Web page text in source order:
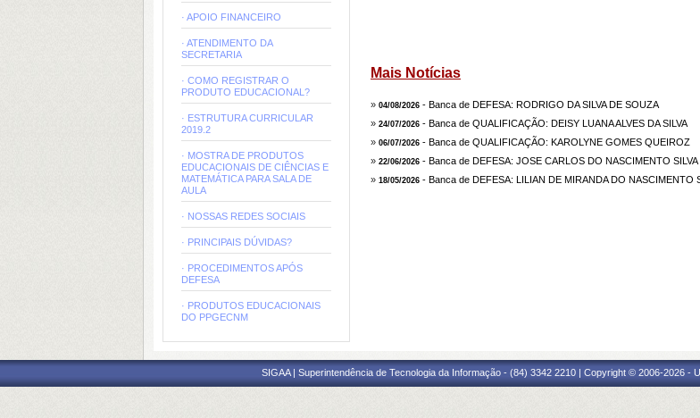
· APOIO FINANCEIRO
· ATENDIMENTO DA
SECRETARIA
· COMO REGISTRAR O
PRODUTO EDUCACIONAL?
· ESTRUTURA CURRICULAR
2019.2
· MOSTRA DE PRODUTOS
EDUCACIONAIS DE CIÊNCIAS E
MATEMÁTICA PARA SALA DE
AULA
· NOSSAS REDES SOCIAIS
· PRINCIPAIS DÚVIDAS?
· PROCEDIMENTOS APÓS
DEFESA
· PRODUTOS EDUCACIONAIS
DO PPGECNM
Mais Notícias
» 04/08/2026 - Banca de DEFESA: RODRIGO DA SILVA DE SOUZA
» 24/07/2026 - Banca de QUALIFICAÇÃO: DEISY LUANA ALVES DA SILVA
» 06/07/2026 - Banca de QUALIFICAÇÃO: KAROLYNE GOMES QUEIROZ
» 22/06/2026 - Banca de DEFESA: JOSE CARLOS DO NASCIMENTO SILVA
» 18/05/2026 - Banca de DEFESA: LILIAN DE MIRANDA DO NASCIMENTO
SIGAA | Superintendência de Tecnologia da Informação - (84) 3342 2210 | Copyright © 2006-2026 -